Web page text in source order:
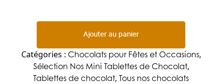
Ajouter au panier
Catégories : Chocolats pour Fêtes et Occasions,
Sélection Nos Mini Tablettes de Chocolat,
Tablettes de chocolat, Tous nos chocolats